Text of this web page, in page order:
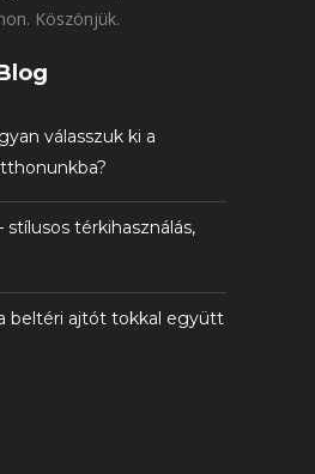
Köszönjük.
válasszuk ki a
térkihasználás,
beltéri ajtót tokkal együtt